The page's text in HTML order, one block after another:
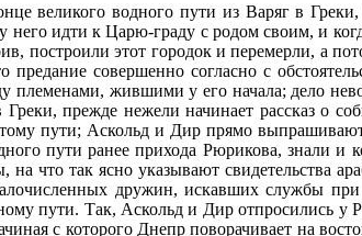
водного пути из Варяг в Греки,
идти к Царю-граду с родом своим, и
этот городок и перемерли, а
совершенно согласно с
жившими у его начала; дело
прежде нежели начинает рассказ о
пути; Аскольд и Дир прямо
пути ранее прихода Рюрикова, знали и
что так ясно указывают свидетельства
дружин, искавших службы
пути. Так, Аскольд и Дир отпросились
с которого Днепр поворачивает на